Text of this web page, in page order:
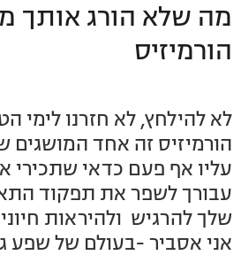
מה שלא הורג אותך
הורמיזיס
לא להילחץ, לא חזרנו לימי
הורמיזיס זה אחד
עליו אף פעם כדאי שתכירי
עבורך לשפר את תפקוד
שלך להרגיש ולהיראות
אני אסביר -בעולם של שפע